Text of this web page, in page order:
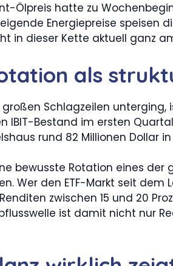
Ölpreis hatte zu
Energiepreise
in dieser Kette aktuell ganz
als
großen Schlagzeilen
IBIT-Bestand im ersten
rund 82 Millionen Dollar
bewusste Rotation eines
Wer den ETF-Markt seit
zwischen 15 und 20
ist damit nicht nur